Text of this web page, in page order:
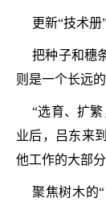
更新“技术
把种子和穗
则是一个长远的
“选育、扩
业后，吕东来
他工作的大部分
聚焦树木的